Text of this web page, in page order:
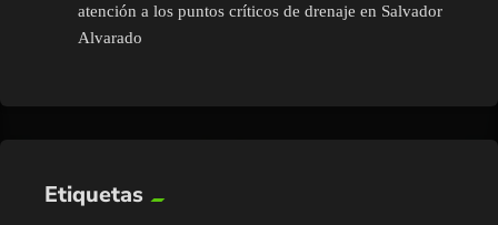
atención a los puntos críticos de drenaje en Salvador
Alvarado
Etiquetas